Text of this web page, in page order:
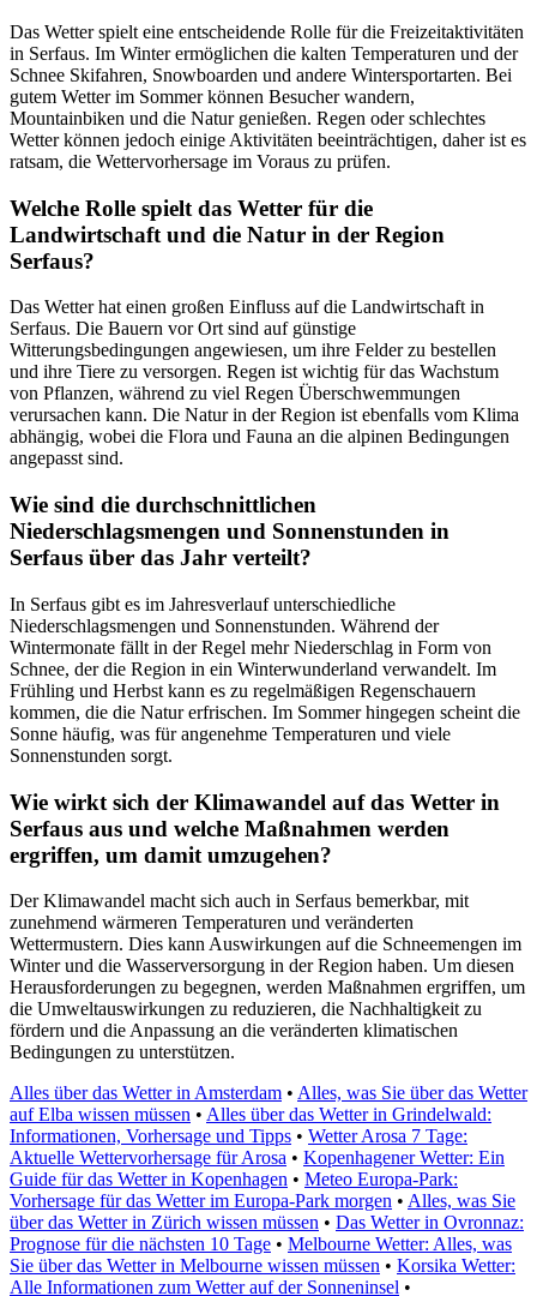
Das Wetter spielt eine entscheidende Rolle für die Freizeitaktivitäten
in Serfaus. Im Winter ermöglichen die kalten Temperaturen und der
Schnee Skifahren, Snowboarden und andere Wintersportarten. Bei
gutem Wetter im Sommer können Besucher wandern,
Mountainbiken und die Natur genießen. Regen oder schlechtes
Wetter können jedoch einige Aktivitäten beeinträchtigen, daher ist es
ratsam, die Wettervorhersage im Voraus zu prüfen.
Welche Rolle spielt das Wetter für die
Landwirtschaft und die Natur in der Region
Serfaus?
Das Wetter hat einen großen Einfluss auf die Landwirtschaft in
Serfaus. Die Bauern vor Ort sind auf günstige
Witterungsbedingungen angewiesen, um ihre Felder zu bestellen
und ihre Tiere zu versorgen. Regen ist wichtig für das Wachstum
von Pflanzen, während zu viel Regen Überschwemmungen
verursachen kann. Die Natur in der Region ist ebenfalls vom Klima
abhängig, wobei die Flora und Fauna an die alpinen Bedingungen
angepasst sind.
Wie sind die durchschnittlichen
Niederschlagsmengen und Sonnenstunden in
Serfaus über das Jahr verteilt?
In Serfaus gibt es im Jahresverlauf unterschiedliche
Niederschlagsmengen und Sonnenstunden. Während der
Wintermonate fällt in der Regel mehr Niederschlag in Form von
Schnee, der die Region in ein Winterwunderland verwandelt. Im
Frühling und Herbst kann es zu regelmäßigen Regenschauern
kommen, die die Natur erfrischen. Im Sommer hingegen scheint die
Sonne häufig, was für angenehme Temperaturen und viele
Sonnenstunden sorgt.
Wie wirkt sich der Klimawandel auf das Wetter in
Serfaus aus und welche Maßnahmen werden
ergriffen, um damit umzugehen?
Der Klimawandel macht sich auch in Serfaus bemerkbar, mit
zunehmend wärmeren Temperaturen und veränderten
Wettermustern. Dies kann Auswirkungen auf die Schneemengen im
Winter und die Wasserversorgung in der Region haben. Um diesen
Herausforderungen zu begegnen, werden Maßnahmen ergriffen, um
die Umweltauswirkungen zu reduzieren, die Nachhaltigkeit zu
fördern und die Anpassung an die veränderten klimatischen
Bedingungen zu unterstützen.
Alles über das Wetter in Amsterdam • Alles, was Sie über das Wetter
auf Elba wissen müssen • Alles über das Wetter in Grindelwald:
Informationen, Vorhersage und Tipps • Wetter Arosa 7 Tage:
Aktuelle Wettervorhersage für Arosa • Kopenhagener Wetter: Ein
Guide für das Wetter in Kopenhagen • Meteo Europa-Park:
Vorhersage für das Wetter im Europa-Park morgen • Alles, was Sie
über das Wetter in Zürich wissen müssen • Das Wetter in Ovronnaz:
Prognose für die nächsten 10 Tage • Melbourne Wetter: Alles, was
Sie über das Wetter in Melbourne wissen müssen • Korsika Wetter:
Alle Informationen zum Wetter auf der Sonneninsel •